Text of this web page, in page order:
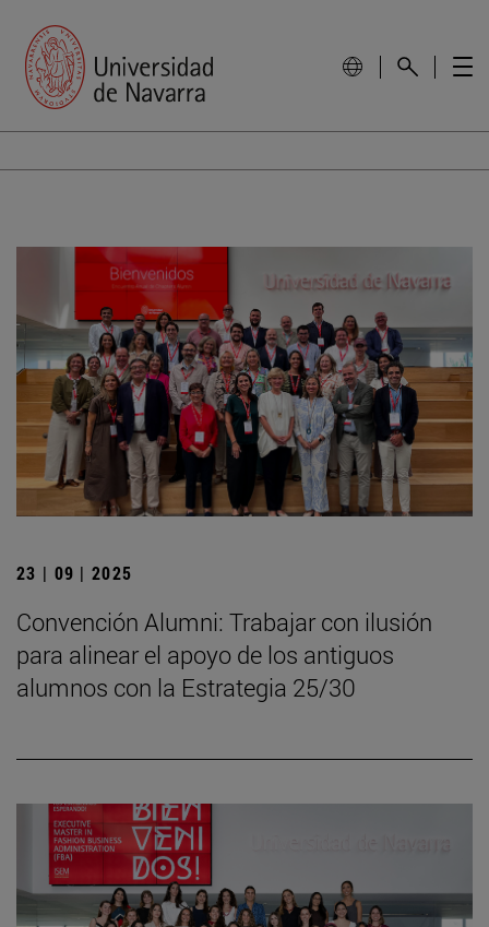
23 | 09 | 2025
Convención Alumni: Trabajar con ilusión
para alinear el apoyo de los antiguos
alumnos con la Estrategia 25/30